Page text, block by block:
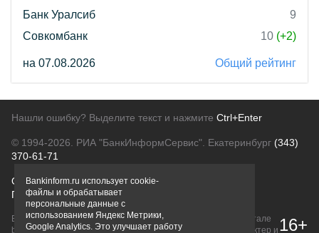
Банк Уралсиб
9
Совкомбанк
10 (+2)
на 07.08.2026 Общий рейтинг
Нашли ошибку? Выделите текст и нажмите Ctrl+Enter
© 1994-2026. РИА "БанкИнформСервис". Екатеринбург (343)
370-61-71
О проектеПолитика конфиденциальности
Правовая информацияДля рекламодателей
Вся информация о продуктах банков, размещенная на портале
bankinform.ru, носит исключительно ознакомительный характер и 16+
Bankinform.ru использует cookie-
файлы и обрабатывает
персональные данные с
использованием Яндекс Метрики,
Google Analytics. Это улучшает работу